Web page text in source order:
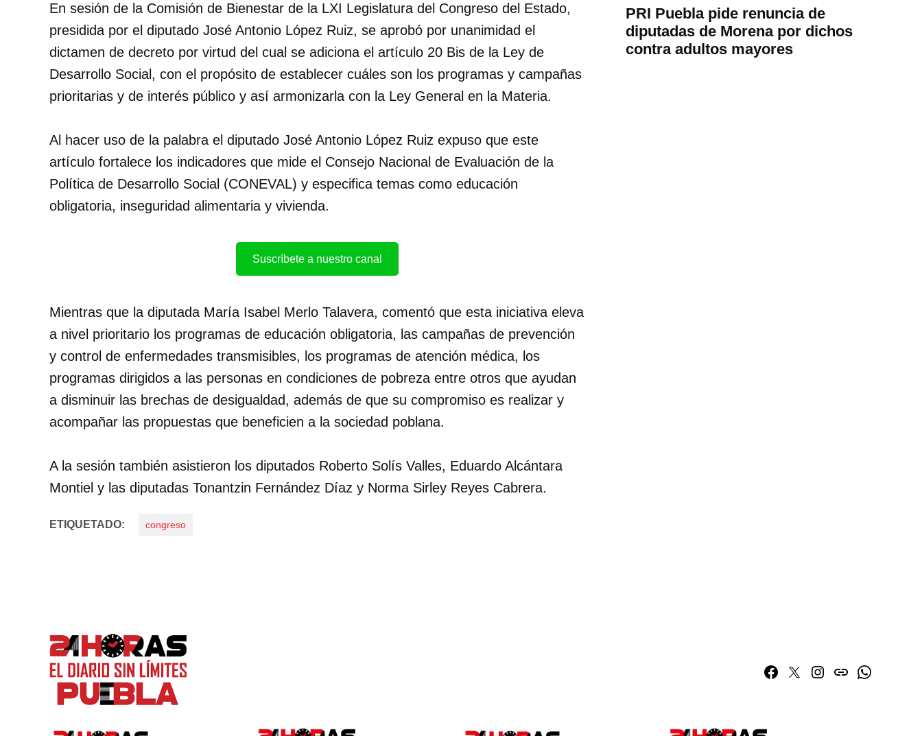
En sesión de la Comisión de Bienestar de la LXI Legislatura del Congreso del Estado,
presidida por el diputado José Antonio López Ruiz, se aprobó por unanimidad el
dictamen de decreto por virtud del cual se adiciona el artículo 20 Bis de la Ley de
Desarrollo Social, con el propósito de establecer cuáles son los programas y campañas
prioritarias y de interés público y así armonizarla con la Ley General en la Materia.
Al hacer uso de la palabra el diputado José Antonio López Ruiz expuso que este
artículo fortalece los indicadores que mide el Consejo Nacional de Evaluación de la
Política de Desarrollo Social (CONEVAL) y especifica temas como educación
obligatoria, inseguridad alimentaria y vivienda.
Suscríbete a nuestro canal
Mientras que la diputada María Isabel Merlo Talavera, comentó que esta iniciativa eleva
a nivel prioritario los programas de educación obligatoria, las campañas de prevención
y control de enfermedades transmisibles, los programas de atención médica, los
programas dirigidos a las personas en condiciones de pobreza entre otros que ayudan
a disminuir las brechas de desigualdad, además de que su compromiso es realizar y
acompañar las propuestas que beneficien a la sociedad poblana.
A la sesión también asistieron los diputados Roberto Solís Valles, Eduardo Alcántara
Montiel y las diputadas Tonantzin Fernández Díaz y Norma Sirley Reyes Cabrera.
ETIQUETADO: congreso
PRI Puebla pide renuncia de
diputadas de Morena por dichos
contra adultos mayores
Facebook
TwitterInstagram
issuuWhatsapp